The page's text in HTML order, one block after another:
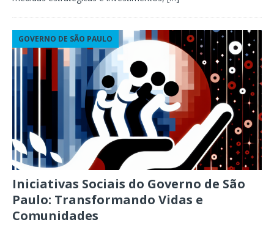
GOVERNO DE SÃO PAULO
Iniciativas Sociais do Governo de São
Paulo: Transformando Vidas e
Comunidades